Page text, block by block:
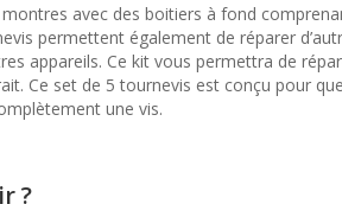
avec des boitiers à fond
permettent également de réparer
appareils. Ce kit vous permettra de
Ce set de 5 tournevis est conçu pour
une vis.
?